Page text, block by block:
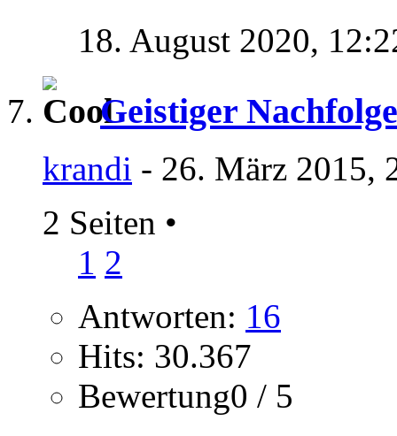
18. August 2020,
Geistiger
krandi - 26. März 2015,
2 Seiten •
1 2
Antworten: 16
Hits: 30.367
Bewertung0 / 5